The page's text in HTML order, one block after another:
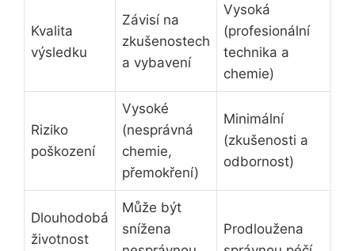
Kvalita
výsledku
Závisí na
zkušenostech
a vybavení
Vysoká
(profesionální
technika a
chemie)
Riziko
poškození
Vysoké
(nesprávná
chemie,
přemokření)
Minimální
(zkušenosti a
odbornost)
Dlouhodobá
životnost
Může být
snížena
Prodloužena